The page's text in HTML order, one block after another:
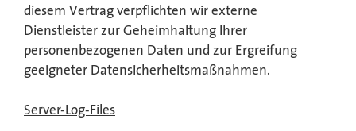
diesem Vertrag verpflichten wir externe
Dienstleister zur Geheimhaltung Ihrer
personenbezogenen Daten und zur Ergreifung
geeigneter Datensicherheitsmaßnahmen.
Server-Log-Files